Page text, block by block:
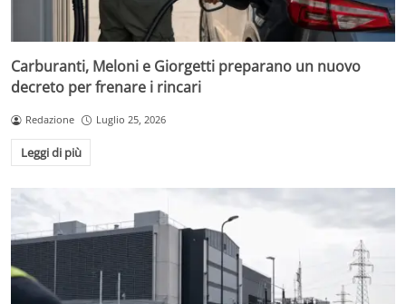
Carburanti, Meloni e Giorgetti preparano un nuovo
decreto per frenare i rincari
Redazione Luglio 25, 2026
Leggi di più